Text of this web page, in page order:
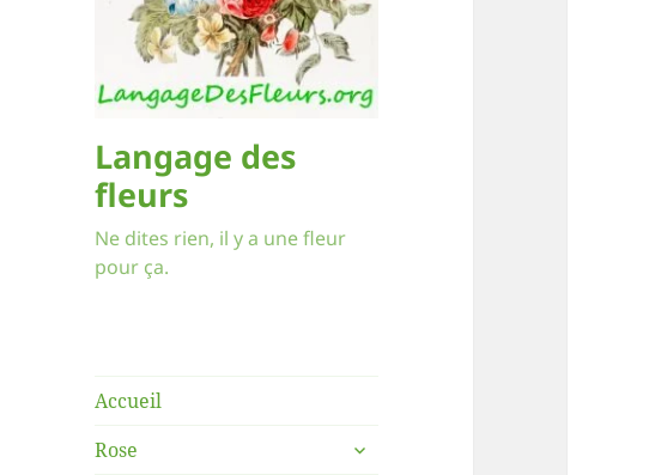
Langage des
fleurs
Ne dites rien, il y a une fleur
pour ça.
Accueil
Rose
ouvrir